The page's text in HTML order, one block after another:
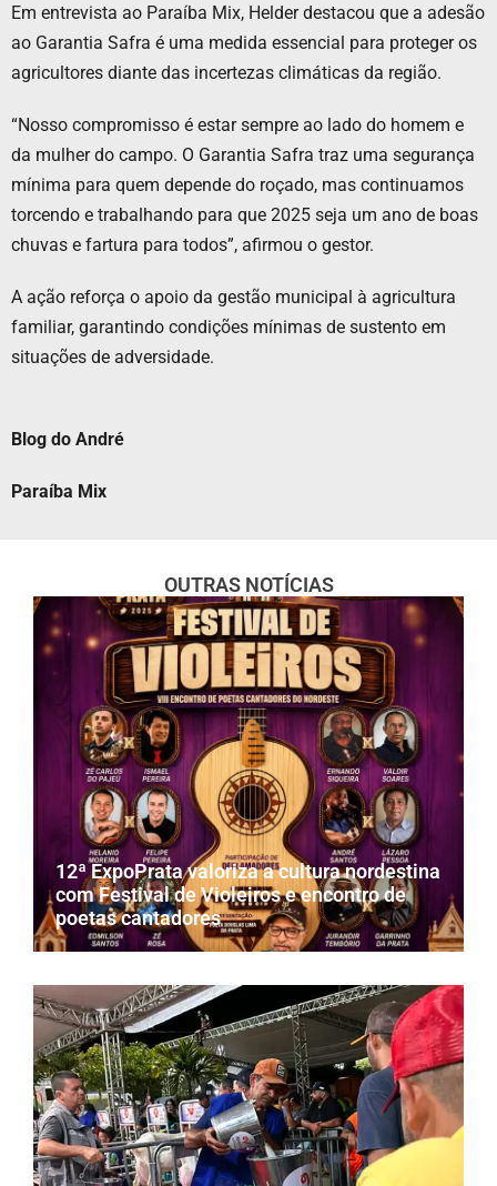
Em entrevista ao Paraíba Mix, Helder destacou que a adesão
ao Garantia Safra é uma medida essencial para proteger os
agricultores diante das incertezas climáticas da região.
“Nosso compromisso é estar sempre ao lado do homem e
da mulher do campo. O Garantia Safra traz uma segurança
mínima para quem depende do roçado, mas continuamos
torcendo e trabalhando para que 2025 seja um ano de boas
chuvas e fartura para todos”, afirmou o gestor.
A ação reforça o apoio da gestão municipal à agricultura
familiar, garantindo condições mínimas de sustento em
situações de adversidade.
Blog do André
Paraíba Mix
OUTRAS NOTÍCIAS
12ª ExpoPrata valoriza a cultura nordestina
com Festival de Violeiros e encontro de
poetas cantadores